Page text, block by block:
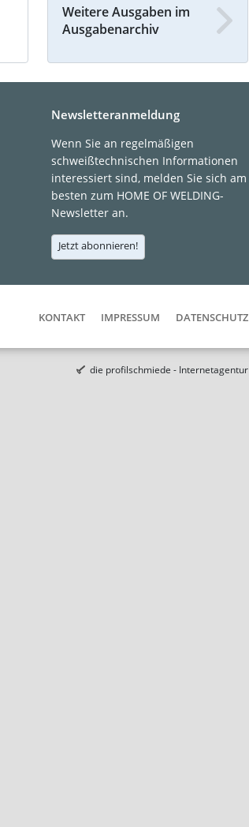
Weitere Ausgaben im
Ausgabenarchiv
Newsletteranmeldung
Wenn Sie an regelmäßigen
schweißtechnischen Informationen
interessiert sind, melden Sie sich am
besten zum HOME OF WELDING-
Newsletter an.
Jetzt abonnieren!
KONTAKT IMPRESSUM DATENSCHUTZ
die profilschmiede - Internetagentur